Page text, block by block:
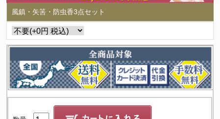
風鎮・矢筈・防虫香3点セット